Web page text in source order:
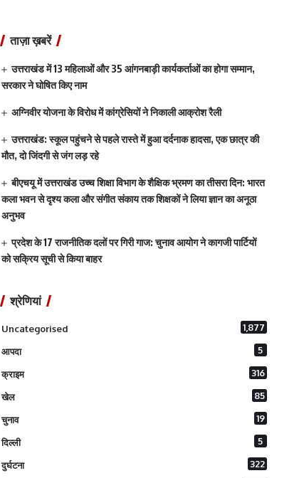
ताज़ा ख़बरें
उत्तराखंड में 13 महिलाओं और 35 आंगनबाड़ी कार्यकर्ताओं का होगा सम्मान,
सरकार ने घोषित किए नाम
अग्निवीर योजना के विरोध में कांग्रेसियों ने निकाली आक्रोश रैली
उत्तराखंड: स्कूल पहुंचने से पहले रास्ते में हुआ दर्दनाक हादसा, एक छात्र की
मौत, दो जिंदगी से जंग लड़ रहे
बीएचयू में उत्तराखंड उच्च शिक्षा विभाग के शैक्षिक भ्रमण का तीसरा दिन: भारत
कला भवन से दृश्य कला और संगीत संकाय तक शिक्षकों ने लिया ज्ञान का अनूठा
अनुभव
प्रदेश के 17 राजनीतिक दलों पर गिरी गाज: चुनाव आयोग ने कागजी पार्टियों
को सक्रिय सूची से किया बाहर
श्रेणियां
Uncategorised 1,877
आपदा 5
क्राइम 316
खेल 85
चुनाव 19
दिल्ली 5
दुर्घटना 322